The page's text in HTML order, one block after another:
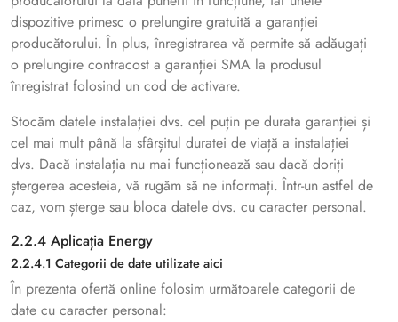
dispozitive primesc o prelungire gratuită a garanției
producătorului. În plus, înregistrarea vă permite să adăugați
o prelungire contracost a garanției SMA la produsul
înregistrat folosind un cod de activare.
Stocăm datele instalației dvs. cel puțin pe durata garanției și
cel mai mult până la sfârșitul duratei de viață a instalației
dvs. Dacă instalația nu mai funcționează sau dacă doriți
ștergerea acesteia, vă rugăm să ne informați. Într-un astfel de
caz, vom șterge sau bloca datele dvs. cu caracter personal.
2.2.4 Aplicația Energy
2.2.4.1 Categorii de date utilizate aici
În prezenta ofertă online folosim următoarele categorii de
date cu caracter personal: